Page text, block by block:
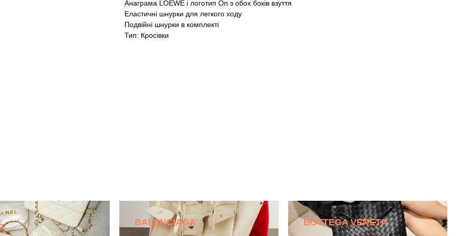
Анаграма LOEWE і логотип On з обох боків взуття
Еластичні шнурки для легкого ходу
Подвійні шнурки в комплекті
Тип: Кросівки
BALENCIAGA BOTTEGA VENETA